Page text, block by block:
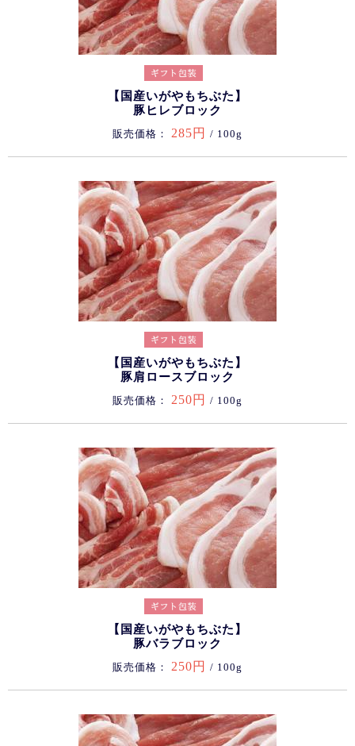
【国産いがやもちぶた】
豚ヒレブロック
販売価格： 285円 / 100g
【国産いがやもちぶた】
豚肩ロースブロック
販売価格： 250円 / 100g
【国産いがやもちぶた】
豚バラブロック
販売価格： 250円 / 100g